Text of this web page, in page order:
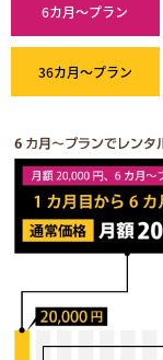
6カ月～プラン
36カ月～プラン